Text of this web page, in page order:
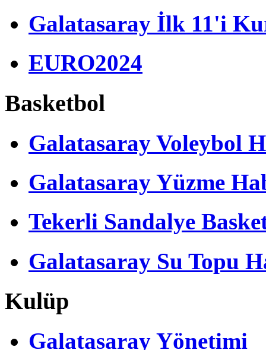
Galatasaray İlk 11'i
EURO2024
Basketbol
Galatasaray Voleybol
Galatasaray Yüzme
Tekerli Sandalye
Galatasaray Su Topu
Kulüp
Galatasaray Yönetimi